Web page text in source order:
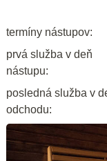
termíny nástupov:
prvá služba v deň
nástupu:
posledná služba v
odchodu: